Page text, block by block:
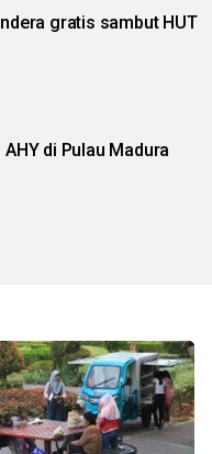
gratis sambut HUT
di Pulau Madura